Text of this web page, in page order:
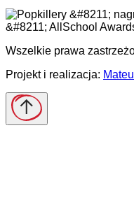
Wszelkie prawa
Projekt i realizacja: